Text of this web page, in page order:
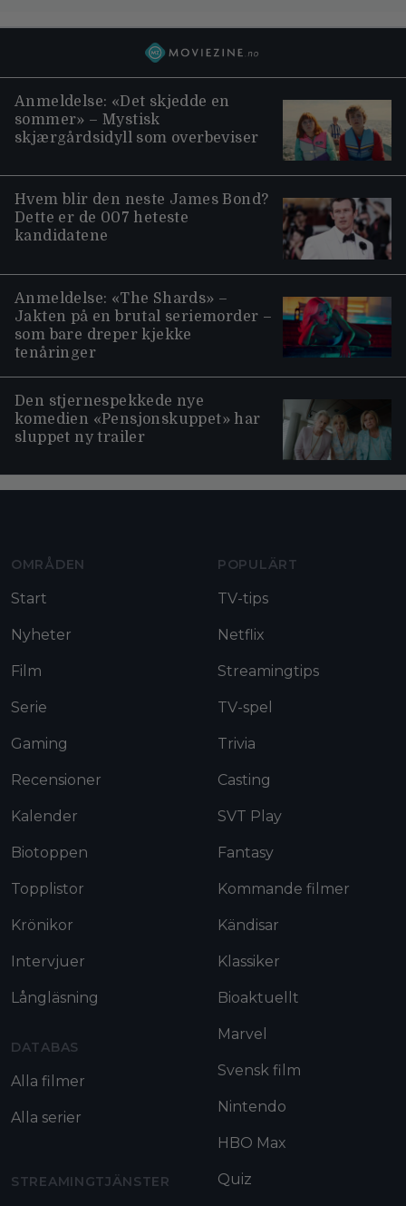
Anmeldelse: «Det skjedde en
sommer» – Mystisk
skjærgårdsidyll som overbeviser
Hvem blir den neste James Bond?
Dette er de 007 heteste
kandidatene
Anmeldelse: «The Shards» –
Jakten på en brutal seriemorder –
som bare dreper kjekke
tenåringer
Den stjernespekkede nye
komedien «Pensjonskuppet» har
sluppet ny trailer
OMRÅDEN
Start
Nyheter
Film
Serie
Gaming
Recensioner
Kalender
Biotoppen
Topplistor
Krönikor
Intervjuer
Långläsning
DATABAS
Alla filmer
Alla serier
STREAMINGTJÄNSTER
POPULÄRT
TV-tips
Netflix
Streamingtips
TV-spel
Trivia
Casting
SVT Play
Fantasy
Kommande filmer
Kändisar
Klassiker
Bioaktuellt
Marvel
Svensk film
Nintendo
HBO Max
Quiz